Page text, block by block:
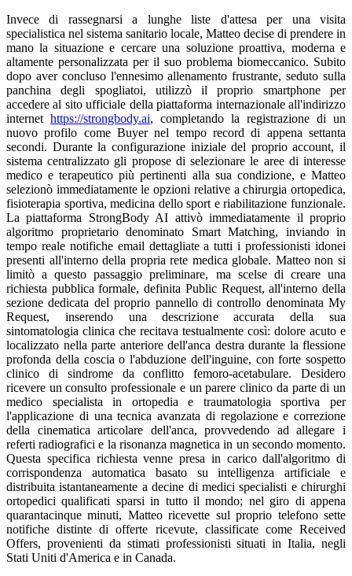
Invece di rassegnarsi a lunghe liste d'attesa per una visita
specialistica nel sistema sanitario locale, Matteo decise di prendere in
mano la situazione e cercare una soluzione proattiva, moderna e
altamente personalizzata per il suo problema biomeccanico. Subito
dopo aver concluso l'ennesimo allenamento frustrante, seduto sulla
panchina degli spogliatoi, utilizzò il proprio smartphone per
accedere al sito ufficiale della piattaforma internazionale all'indirizzo
internet https://strongbody.ai, completando la registrazione di un
nuovo profilo come Buyer nel tempo record di appena settanta
secondi. Durante la configurazione iniziale del proprio account, il
sistema centralizzato gli propose di selezionare le aree di interesse
medico e terapeutico più pertinenti alla sua condizione, e Matteo
selezionò immediatamente le opzioni relative a chirurgia ortopedica,
fisioterapia sportiva, medicina dello sport e riabilitazione funzionale.
La piattaforma StrongBody AI attivò immediatamente il proprio
algoritmo proprietario denominato Smart Matching, inviando in
tempo reale notifiche email dettagliate a tutti i professionisti idonei
presenti all'interno della propria rete medica globale. Matteo non si
limitò a questo passaggio preliminare, ma scelse di creare una
richiesta pubblica formale, definita Public Request, all'interno della
sezione dedicata del proprio pannello di controllo denominata My
Request, inserendo una descrizione accurata della sua
sintomatologia clinica che recitava testualmente così: dolore acuto e
localizzato nella parte anteriore dell'anca destra durante la flessione
profonda della coscia o l'abduzione dell'inguine, con forte sospetto
clinico di sindrome da conflitto femoro-acetabulare. Desidero
ricevere un consulto professionale e un parere clinico da parte di un
medico specialista in ortopedia e traumatologia sportiva per
l'applicazione di una tecnica avanzata di regolazione e correzione
della cinematica articolare dell'anca, provvedendo ad allegare i
referti radiografici e la risonanza magnetica in un secondo momento.
Questa specifica richiesta venne presa in carico dall'algoritmo di
corrispondenza automatica basato su intelligenza artificiale e
distribuita istantaneamente a decine di medici specialisti e chirurghi
ortopedici qualificati sparsi in tutto il mondo; nel giro di appena
quarantacinque minuti, Matteo ricevette sul proprio telefono sette
notifiche distinte di offerte ricevute, classificate come Received
Offers, provenienti da stimati professionisti situati in Italia, negli
Stati Uniti d'America e in Canada.